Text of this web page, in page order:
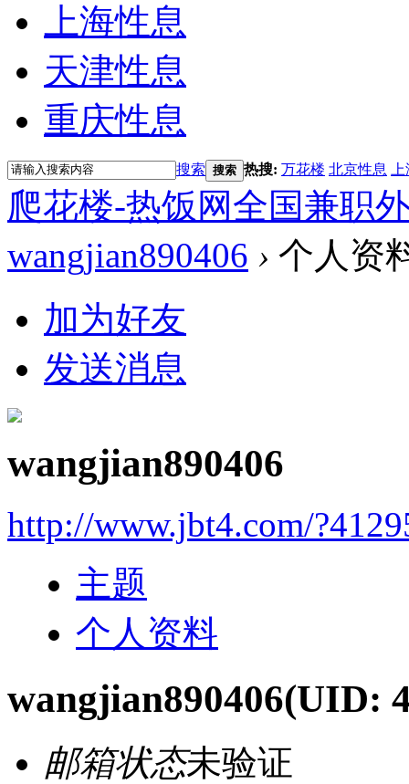
上海性息
天津性息
重庆性息
搜索 搜索 热搜: 万花楼 北京性息
爬花楼-热饭网全国兼职
wangjian890406 › 个人资
加为好友
发送消息
wangjian890406
http://www.jbt4.com/
主题
个人资料
wangjian890406(UID:
邮箱状态未验证